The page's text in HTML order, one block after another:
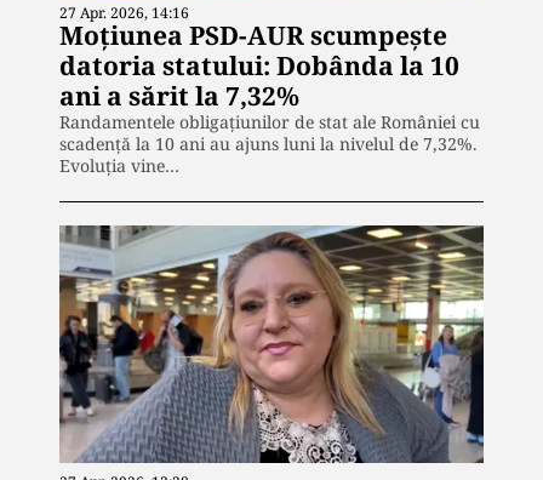
27 Apr. 2026, 14:16
Moțiunea PSD-AUR scumpește
datoria statului: Dobânda la 10
ani a sărit la 7,32%
Randamentele obligațiunilor de stat ale României cu
scadență la 10 ani au ajuns luni la nivelul de 7,32%.
Evoluția vine…